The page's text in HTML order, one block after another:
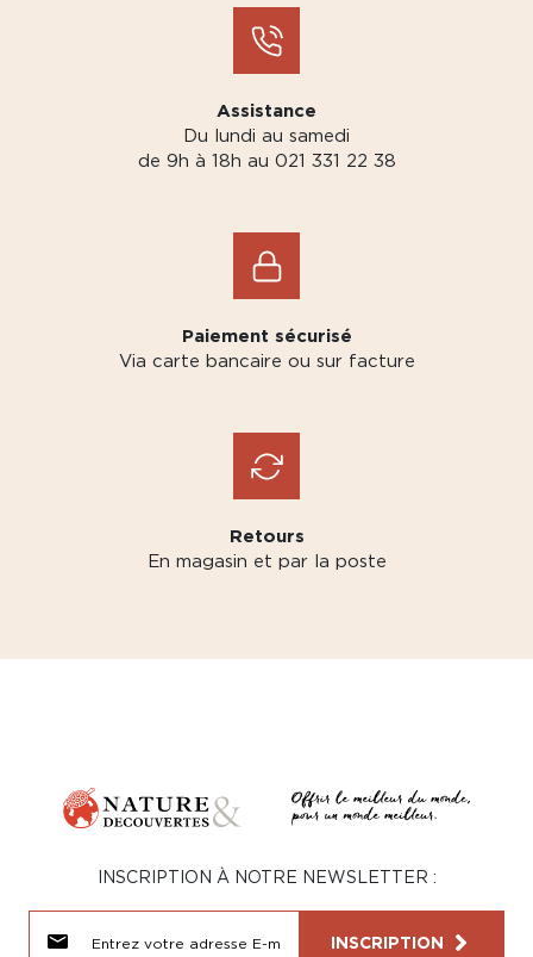
Assistance
Du lundi au samedi
de 9h à 18h au 021 331 22 38
Paiement sécurisé
Via carte bancaire ou sur facture
Retours
En magasin et par la poste
INSCRIPTION À NOTRE NEWSLETTER :
INSCRIPTION